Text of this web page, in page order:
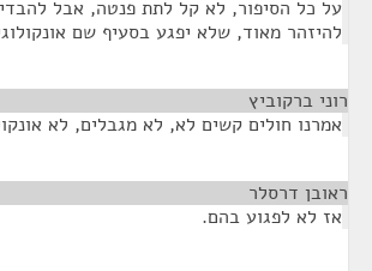
על כל הסיפור, לא קל לתת פנטה, אבל
להיזהר מאוד, שלא יפגע בסעיף שם
רוני ברקוביץ
אמרנו חולים קשים לא, לא מגבלים, לא
ראובן דרסלר
אז לא לפגוע בהם.